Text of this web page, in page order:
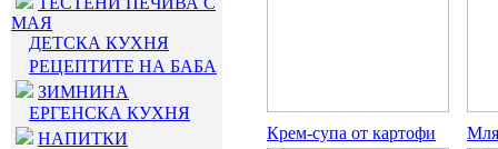
МАЯ
ДЕТСКА КУХНЯ
РЕЦЕПТИТЕ НА БАБА
ЗИМНИНА
ЕРГЕНСКА КУХНЯ
НАПИТКИ
Крем-супа от картофи